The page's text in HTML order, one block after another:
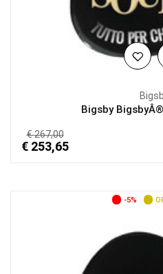
Bigsby
€ 267,00
€ 253,65
-5%